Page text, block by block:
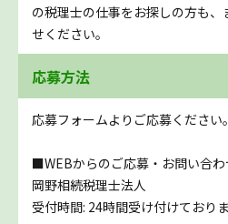
の税理士の仕事をお探しの方も
せください。
応募方法
応募フォームよりご応募ください。
■WEBからのご応募・お問い合わ
岡野相続税理士法人
受付時間: 24時間受け付けておりま